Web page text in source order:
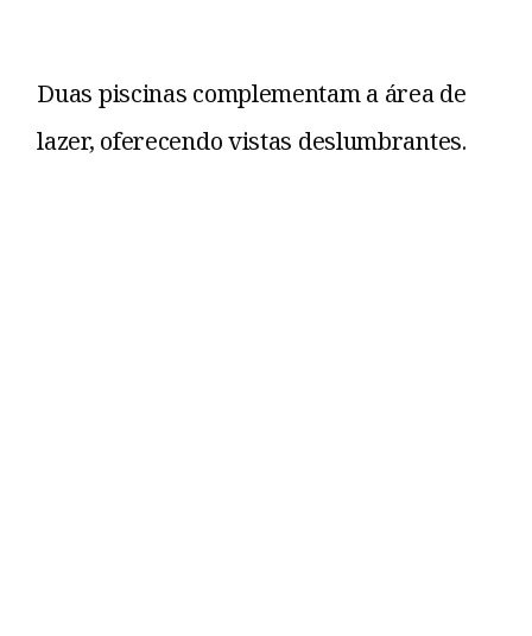
Duas piscinas complementam a área de
lazer, oferecendo vistas deslumbrantes.